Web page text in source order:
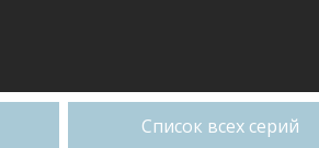
Список всех серий